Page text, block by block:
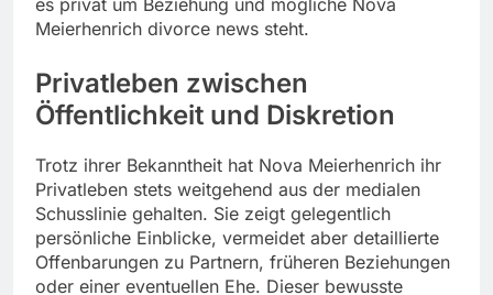
Meierhenrich divorce news steht.
Privatleben zwischen
Öffentlichkeit und Diskretion
Trotz ihrer Bekanntheit hat Nova Meierhenrich ihr
Privatleben stets weitgehend aus der medialen
Schusslinie gehalten. Sie zeigt gelegentlich
persönliche Einblicke, vermeidet aber detaillierte
Offenbarungen zu Partnern, früheren Beziehungen
oder einer eventuellen Ehe. Dieser bewusste